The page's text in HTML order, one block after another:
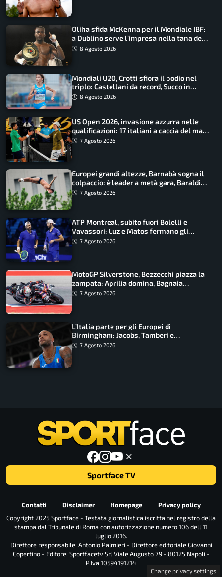
Oliha sfida McKenna per il Mondiale IBF:
a Dublino serve l’impresa nella tana del
lupo8 Agosto 2026
Mondiali U20, Crotti sfiora il podio nel
triplo: Castellani da record, Succo in
finale
8 Agosto 2026
US Open 2026, invasione azzurra nelle
qualificazioni: 17 italiani a caccia del main
draw7 Agosto 2026
Europei grandi altezze, Barnabà sogna il
colpaccio: è leader a metà gara, Baraldi
ancora in corsa
7 Agosto 2026
ATP Montreal, subito fuori Bolelli e
Vavassori: Luz e Matos fermano gli
azzurri
7 Agosto 2026
MotoGP Silverstone, Bezzecchi piazza la
zampata: Aprilia domina, Bagnaia
costretto al Q1
7 Agosto 2026
L’Italia parte per gli Europei di
Birmingham: Jacobs, Tamberi e
Battocletti guidano una spedizione
7 Agosto 2026
Sportface TV
Contatti Disclaimer Homepage
Privacy policy
Copyright 2025 Sportface - Testata giornalistica iscritta nel registro della
stampa dal Tribunale di Roma con autorizzazione numero 106 dell’11
luglio 2016.
Direttore responsabile: Antonio Palmieri - Direttore editoriale Giovanni
Copertino - Editore: Sportfacetv Srl Viale Augusto 79 - 80125 Napoli -
P.Iva 10594191214
Change privacy settings